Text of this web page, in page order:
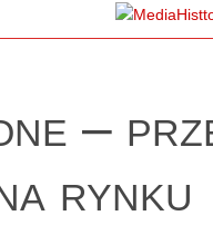
–
rynku